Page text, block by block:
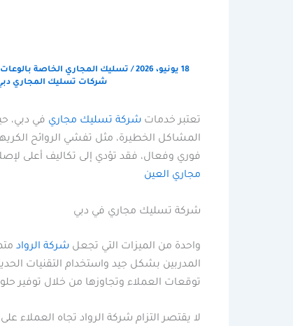
18 يونيو، 2026 / تسليك المجاري الخاصة
شركات تسليك المجاري
تعتبر خدمات شركة تسليك مجاري في دبي،
المشاكل الخطيرة، مثل تفشي الروائح
فوري وفعال، فقد تؤدي إلى تكاليف أعلى
مجاري العين
شركة تسليك مجاري في دبي
واحدة من الميزات التي تجعل شركة الرواد
المدربين بشكل جيد واستخدام التقنيات
توقعات العملاء وتجاوزها من خلال توفير
لا يقتصر التزام شركة الرواد تجاه